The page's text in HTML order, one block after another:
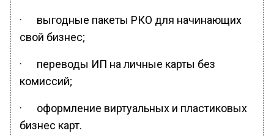
· выгодные пакеты РКО для начинающих
свой бизнес;
· переводы ИП на личные карты без
комиссий;
· оформление виртуальных и пластиковых
бизнес карт.